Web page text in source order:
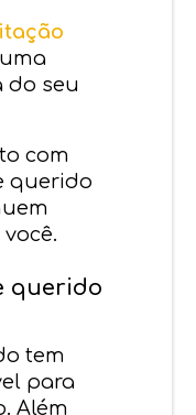
do seu
com
querido
querido
tem
para
Além